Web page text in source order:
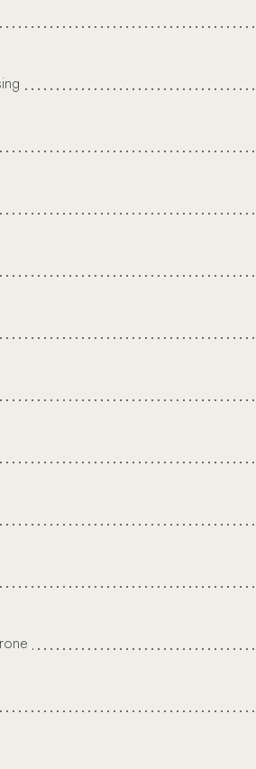
und raffinierteSalateon
Parmigianaweit und breit
Was darf’s heute